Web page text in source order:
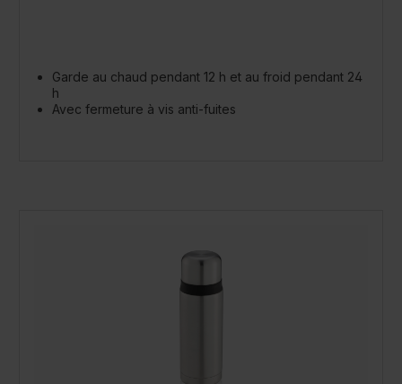
Garde au chaud pendant 12 h et au froid pendant 24
h
Avec fermeture à vis anti-fuites